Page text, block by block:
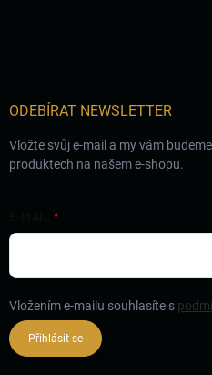
ODEBÍRAT NEWSLETTER
Vložte svůj e-mail a my vám
produktech na našem e-shopu.
Vložením e-mailu souhlasíte s
Přihlásit se